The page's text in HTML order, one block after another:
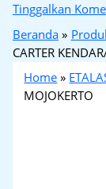
Tinggalkan
Beranda
CARTER
Home »
MOJOKERTO